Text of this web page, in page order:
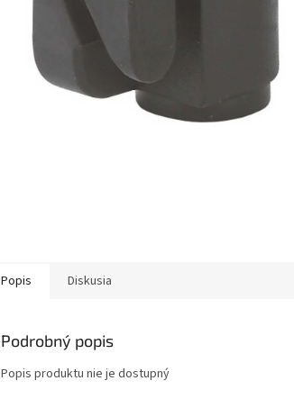
Popis Diskusia
Podrobný popis
Popis produktu nie je dostupný